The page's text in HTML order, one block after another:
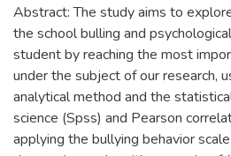
Abstract: The study aims to
the school bulling and
student by reaching the most
under the subject of our research,
analytical method and the
science (Spss) and Pearson
applying the bullying behavior